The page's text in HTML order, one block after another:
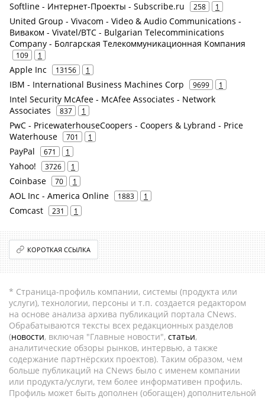
Softline - Интернет-Проекты - Subscribe.ru 258 1
United Group - Vivacom - Video & Audio Communications -
Виваком - Vivatel/BTC - Bulgarian Telecomminications
Company - Болгарская Телекоммуникационная Компания
109 1
Apple Inc 13156 1
IBM - International Business Machines Corp 9699 1
Intel Security McAfee - McAfee Associates - Network
Associates
837 1
PwC - PricewaterhouseCoopers - Coopers & Lybrand - Price
Waterhouse
701 1
PayPal 671 1
Yahoo! 3726 1
Coinbase 70 1
AOL Inc - America Online 1883 1
Comcast 231 1
КОРОТКАЯ ССЫЛКА
* Страница-профиль компании, системы (продукта или
услуги), технологии, персоны и т.п. создается редактором
на основе анализа архива публикаций портала CNews.
Обрабатываются тексты всех редакционных разделов
(новости, включая "Главные новости", статьи,
аналитические обзоры рынков, интервью, а также
содержание партнёрских проектов). Таким образом, чем
больше публикаций на CNews было с именем компании
или продукта/услуги, тем более информативен профиль.
Профиль может быть дополнен (обогащен) дополнительной